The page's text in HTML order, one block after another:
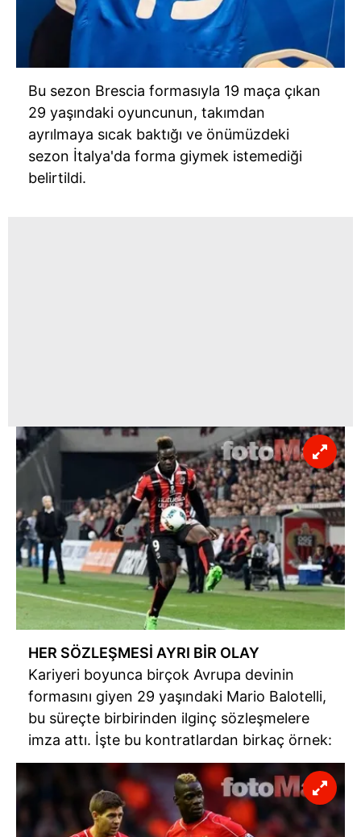
Bu sezon Brescia formasıyla 19 maça çıkan
29 yaşındaki oyuncunun, takımdan
ayrılmaya sıcak baktığı ve önümüzdeki
sezon İtalya'da forma giymek istemediği
belirtildi.
HER SÖZLEŞMESİ AYRI BİR OLAY
Kariyeri boyunca birçok Avrupa devinin
formasını giyen 29 yaşındaki Mario Balotelli,
bu süreçte birbirinden ilginç sözleşmelere
imza attı. İşte bu kontratlardan birkaç örnek: